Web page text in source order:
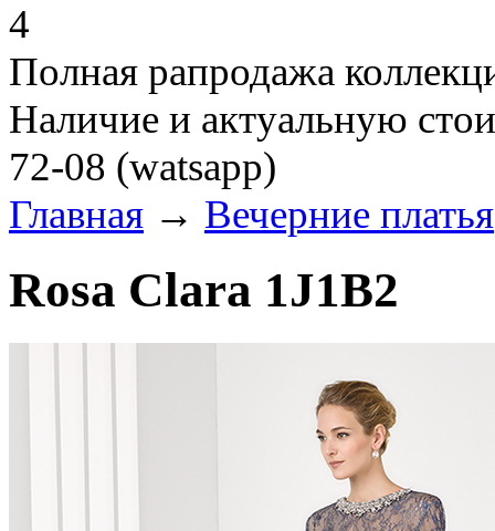
4
Полная рапродажа
Наличие и актуальную
72-08 (watsapp)
Главная → Вечерние платья
Rosa Clara 1J1B2